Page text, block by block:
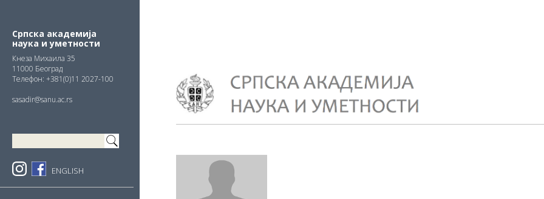
primary
navigation
main
content
primary
sidebar
Српска академија
наука и уметности
Кнезa Михаила 35
11000 Београд
Телефон: +381(0)11 2027-100
sasadir@sanu.ac.rs
ENGLISH